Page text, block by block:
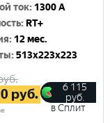
ток: 1300 A
: RT+
: 12 мес.
:513x223x223
руб.
6 115
руб.
в Сплит